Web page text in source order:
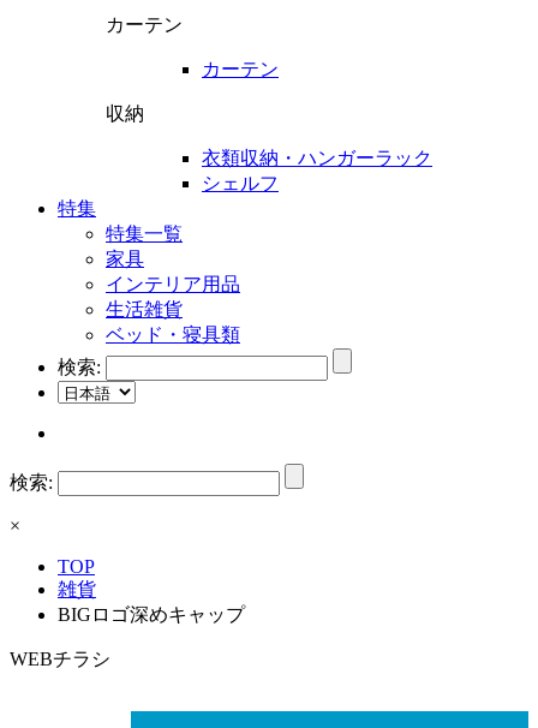
カーテン
カーテン
収納
衣類収納・ハンガーラック
シェルフ
特集
特集一覧
家具
インテリア用品
生活雑貨
ベッド・寝具類
検索:
検索:
×
TOP
雑貨
BIGロゴ深めキャップ
WEBチラシ